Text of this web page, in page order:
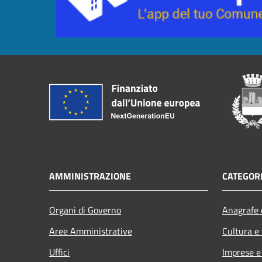
AMMINISTRAZIONE
Organi di Governo
Aree Amministrative
Uffici
Cultura
Imprese